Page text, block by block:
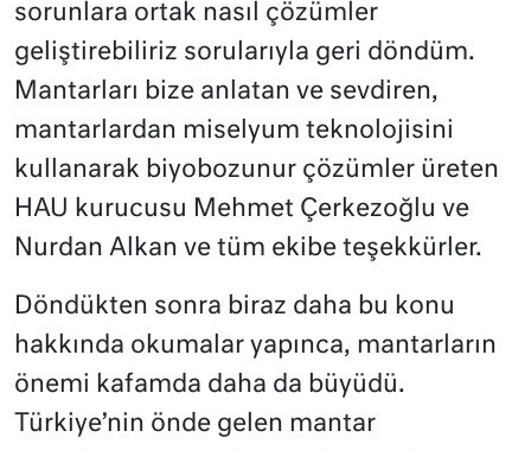
sorunlara ortak nasıl çözümler
geliştirebiliriz sorularıyla geri döndüm.
Mantarları bize anlatan ve sevdiren,
mantarlardan miselyum teknolojisini
kullanarak biyobozunur çözümler üreten
HAU kurucusu Mehmet Çerkezoğlu ve
Nurdan Alkan ve tüm ekibe teşekkürler.
Döndükten sonra biraz daha bu konu
hakkında okumalar yapınca, mantarların
önemi kafamda daha da büyüdü.
Türkiye’nin önde gelen mantar